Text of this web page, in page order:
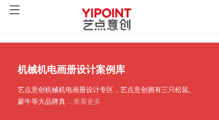
机械机电画册设计案例库
艺点意创机械机电画册设计专区，艺点意创拥有三只松鼠、
蒙牛等大品牌真
查看更多